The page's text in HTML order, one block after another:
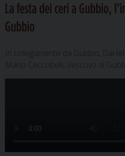
La festa dei ceri a Gubbio,
Gubbio
In collegamento da Gubbio,
Mario Ceccobelli, Vescovo di